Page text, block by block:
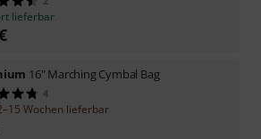
lieferbar
16" Marching Cymbal Bag
4
Wochen lieferbar